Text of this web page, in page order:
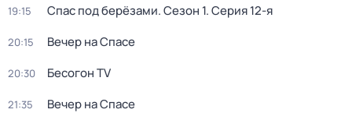
19:15 Спас под берёзами. Сезон 1. Серия 12-я
20:15 Вечер на Спасе
20:30 Бесогон TV
21:35 Вечер на Спасе